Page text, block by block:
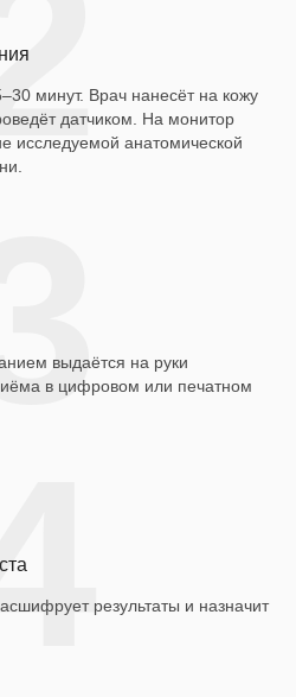
минут. Врач нанесёт на кожу
датчиком. На монитор
исследуемой анатомической
выдаётся на руки
в цифровом или печатном
результаты и назначит